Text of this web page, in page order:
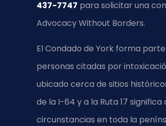
437-7747 para solicitar una
Advocacy Without Borders.
El Condado de York forma
personas citadas por
ubicado cerca de sitios
de la I-64 y a la Ruta 17
circunstancias en toda la